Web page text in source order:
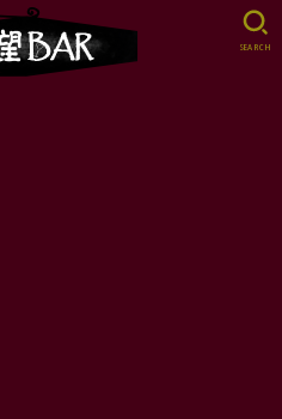
SEARCH